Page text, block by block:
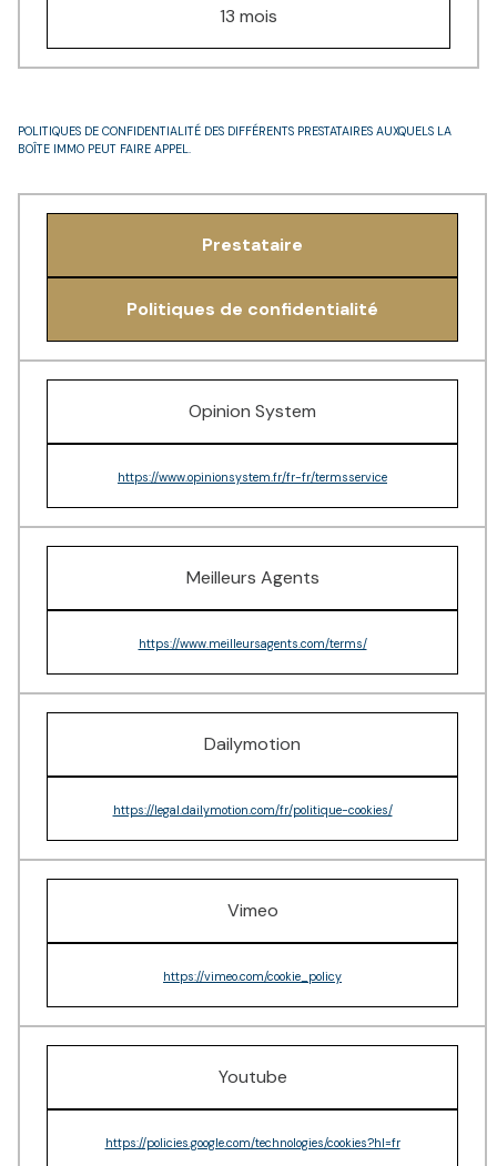
13 mois
POLITIQUES DE CONFIDENTIALITÉ DES DIFFÉRENTS PRESTATAIRES AUXQUELS LA
BOÎTE IMMO PEUT FAIRE APPEL.
Prestataire
Politiques de confidentialité
Opinion System
https://www.opinionsystem.fr/fr-fr/termsservice
Meilleurs Agents
https://www.meilleursagents.com/terms/
Dailymotion
https://legal.dailymotion.com/fr/politique-cookies/
Vimeo
https://vimeo.com/cookie_policy
Youtube
https://policies.google.com/technologies/cookies?hl=fr